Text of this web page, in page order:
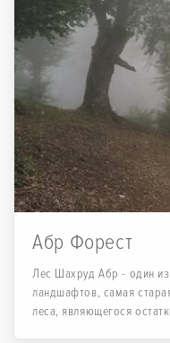
Абр Форест
Лес Шахруд Абр - один
ландшафтов, самая
леса, являющегося